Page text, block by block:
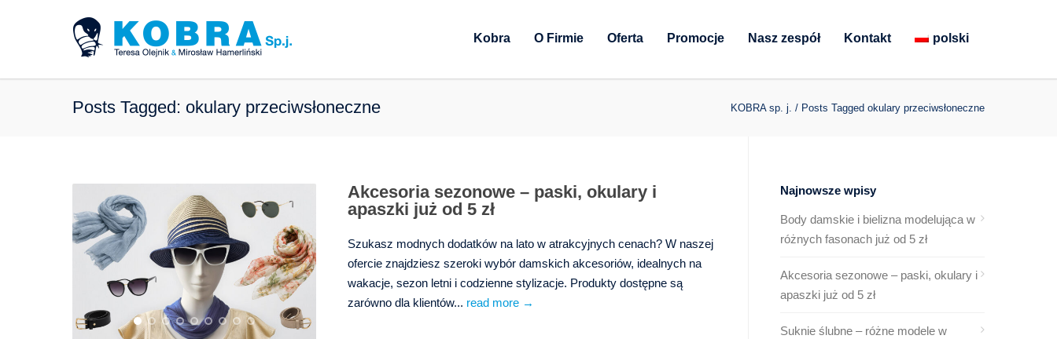
Kobra O Firmie Oferta Promocje Nasz zespół Kontakt polski
Posts Tagged: okulary przeciwsłoneczne KOBRA sp. j. / Posts Tagged okulary przeciwsłoneczne
Akcesoria sezonowe – paski, okulary i
apaszki już od 5 zł
Szukasz modnych dodatków na lato w atrakcyjnych cenach? W naszej
ofercie znajdziesz szeroki wybór damskich akcesoriów, idealnych na
wakacje, sezon letni i codzienne stylizacje. Produkty dostępne są
zarówno dla klientów... read more →
Najnowsze wpisy
Body damskie i bielizna modelująca w
różnych fasonach już od 5 zł
Akcesoria sezonowe – paski, okulary i
apaszki już od 5 zł
Suknie ślubne – różne modele w